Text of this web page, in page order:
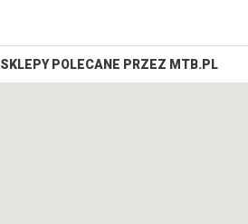
SKLEPY POLECANE PRZEZ MTB.PL